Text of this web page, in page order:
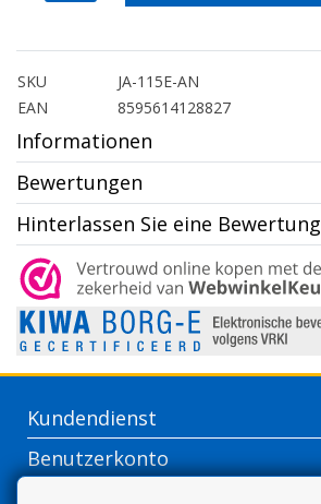
SKU
JA-115E-AN
EAN
8595614128827
Informationen
Bewertungen
Hinterlassen Sie eine Bewertung
Kundendienst
Benutzerkonto